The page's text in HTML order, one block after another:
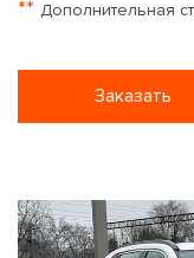
** Дополнительная
Заказать